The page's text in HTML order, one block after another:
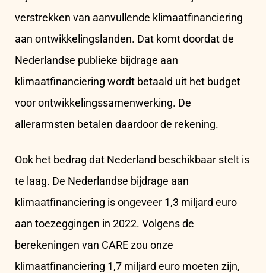
verstrekken van aanvullende klimaatfinanciering
aan ontwikkelingslanden. Dat komt doordat de
Nederlandse publieke bijdrage aan
klimaatfinanciering wordt betaald uit het budget
voor ontwikkelingssamenwerking. De
allerarmsten betalen daardoor de rekening.
Ook het bedrag dat Nederland beschikbaar stelt is
te laag. De Nederlandse bijdrage aan
klimaatfinanciering is ongeveer 1,3 miljard euro
aan toezeggingen in 2022. Volgens de
berekeningen van CARE zou onze
klimaatfinanciering 1,7 miljard euro moeten zijn,